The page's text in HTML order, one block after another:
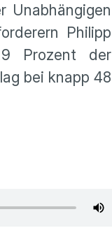
Unabhängigen
Philipp
Prozent der
bei knapp 48